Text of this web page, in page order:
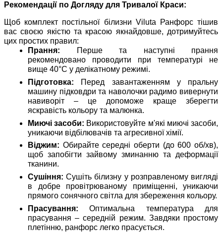
Рекомендації по Догляду для Тривалої Краси:
Щоб комплект постільної білизни Viluta Ранфорс тішив
вас своєю якістю та красою якнайдовше, дотримуйтесь
цих простих правил:
Прання: Перше та наступні прання
рекомендовано проводити при температурі не
вище 40°C у делікатному режимі.
Підготовка: Перед завантаженням у пральну
машину підковдри та наволочки радимо вивернути
навиворіт – це допоможе краще зберегти
яскравість кольору та малюнка.
Миючі засоби: Використовуйте м'які миючі засоби,
уникаючи відбілювачів та агресивної хімії.
Віджим: Обирайте середні оберти (до 600 об/хв),
щоб запобігти зайвому зминанню та деформації
тканини.
Сушіння: Сушіть білизну у розправленому вигляді
в добре провітрюваному приміщенні, уникаючи
прямого сонячного світла для збереження кольору.
Прасування: Оптимальна температура для
прасування – середній режим. Завдяки простому
плетінню, ранфорс легко прасується.